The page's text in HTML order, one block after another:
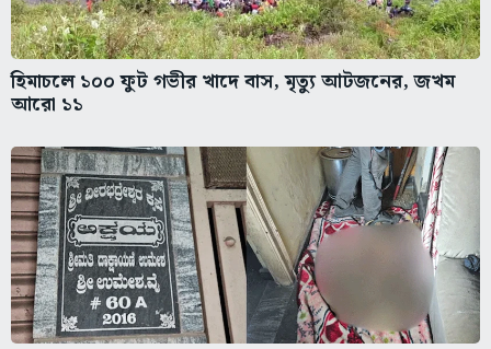
হিমাচলে ১০০ ফুট গভীর খাদে বাস, মৃত্যু আটজনের, জখম
আরো ১১